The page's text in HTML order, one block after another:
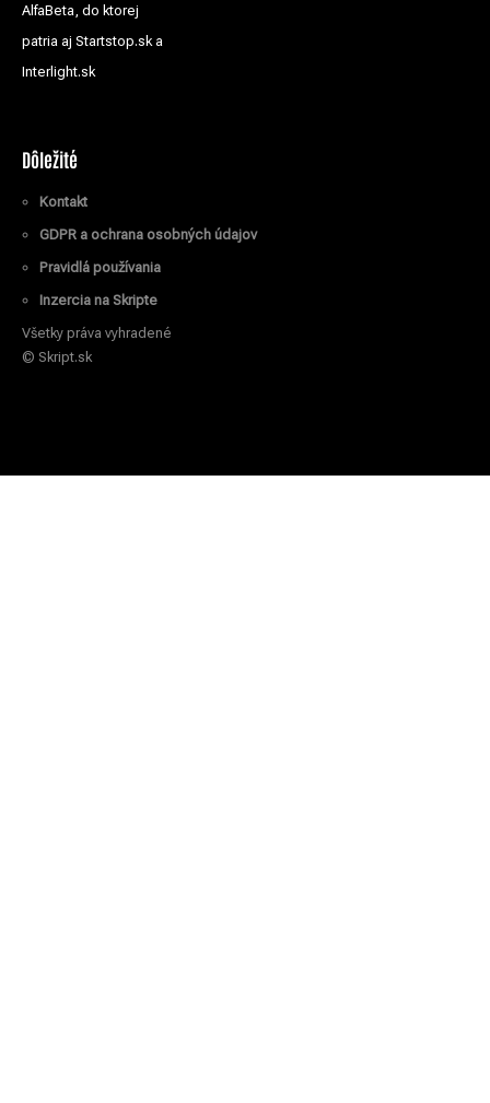
AlfaBeta, do ktorej
patria aj Startstop.sk a
Interlight.sk
Dôležité
Kontakt
GDPR a ochrana osobných údajov
Pravidlá používania
Inzercia na Skripte
Všetky práva vyhradené
© Skript.sk